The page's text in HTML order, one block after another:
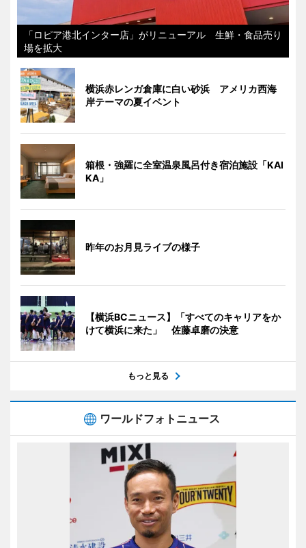
「ロピア港北インター店」がリニューアル 生鮮・食品売り
場を拡大
横浜赤レンガ倉庫に白い砂浜 アメリカ西海
岸テーマの夏イベント
箱根・強羅に全室温泉風呂付き宿泊施設「KAI
KA」
昨年のお月見ライブの様子
【横浜BCニュース】「すべてのキャリアをか
けて横浜に来た」 佐藤卓磨の決意
もっと見る
ワールドフォトニュース